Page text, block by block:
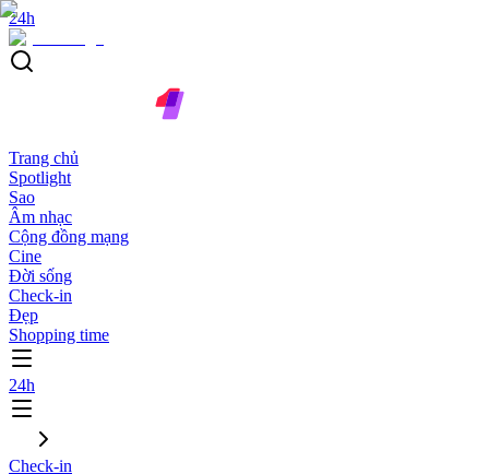
24h
Trang chủ
Spotlight
Sao
Âm nhạc
Cộng đồng mạng
Cine
Đời sống
Check-in
Đẹp
Shopping time
24h
Check-in